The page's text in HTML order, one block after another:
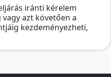
iránti kérelem
azt követően a
kezdeményezheti,